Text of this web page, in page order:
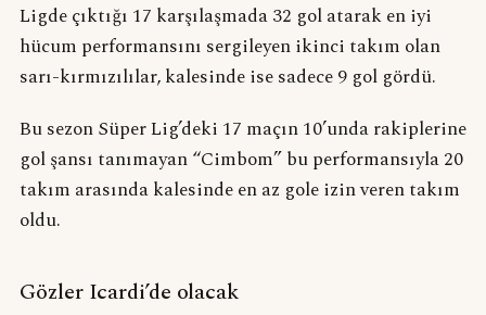
Ligde çıktığı 17 karşılaşmada 32 gol atarak en iyi
hücum performansını sergileyen ikinci takım olan
sarı-kırmızılılar, kalesinde ise sadece 9 gol gördü.
Bu sezon Süper Lig’deki 17 maçın 10’unda rakiplerine
gol şansı tanımayan “Cimbom” bu performansıyla 20
takım arasında kalesinde en az gole izin veren takım
oldu.
Gözler Icardi’de olacak